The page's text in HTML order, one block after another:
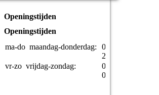
Openingstijden
Openingstijden
ma-do maandag-donderdag:
07:00-
23:00
vr-zo vrijdag-zondag:
07:00-
01:00